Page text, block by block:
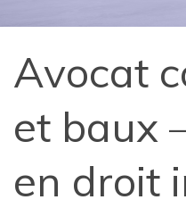
Avocat
et baux
en droit